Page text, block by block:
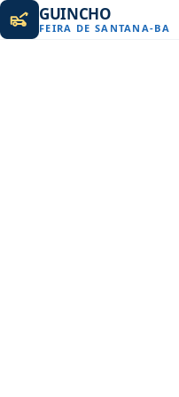
GUINCHO
FEIRA DE SANTANA-BA